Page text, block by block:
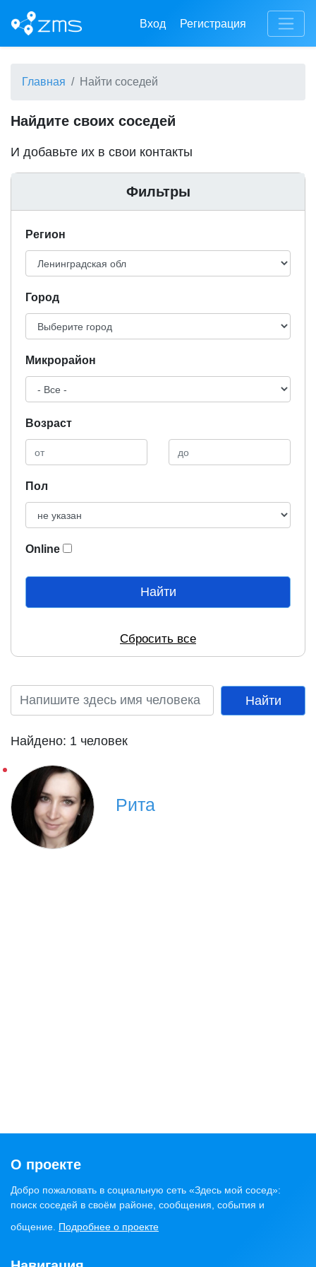
Вход Регистрация
Главная Найти соседей
Найдите своих соседей
И добавьте их в свои контакты
Фильтры
Регион
Город
Микрорайон
Возраст
Пол
Online
Сбросить все
Найдено: 1 человек
Рита
О проекте
Добро пожаловать в социальную сеть «Здесь мой сосед»:
поиск соседей в своём районе, сообщения, события и
общение. Подробнее о проекте